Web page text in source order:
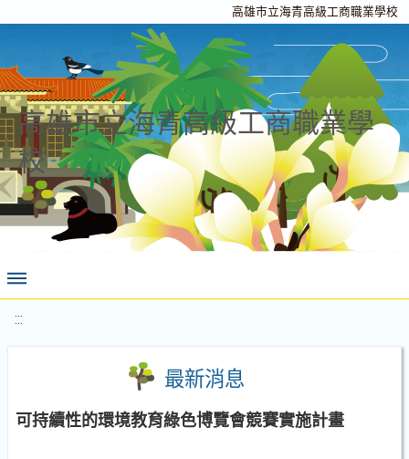
高雄市立海青高級工商職業學校
高雄市立海青高級工商職業學
校
:::
最新消息
可持續性的環境教育綠色博覽會競賽實施計畫